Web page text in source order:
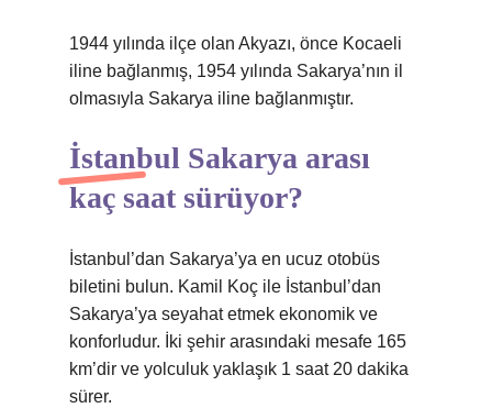
1944 yılında ilçe olan Akyazı, önce Kocaeli
iline bağlanmış, 1954 yılında Sakarya’nın il
olmasıyla Sakarya iline bağlanmıştır.
İstanbul Sakarya arası
kaç saat sürüyor?
İstanbul’dan Sakarya’ya en ucuz otobüs
biletini bulun. Kamil Koç ile İstanbul’dan
Sakarya’ya seyahat etmek ekonomik ve
konforludur. İki şehir arasındaki mesafe 165
km’dir ve yolculuk yaklaşık 1 saat 20 dakika
sürer.